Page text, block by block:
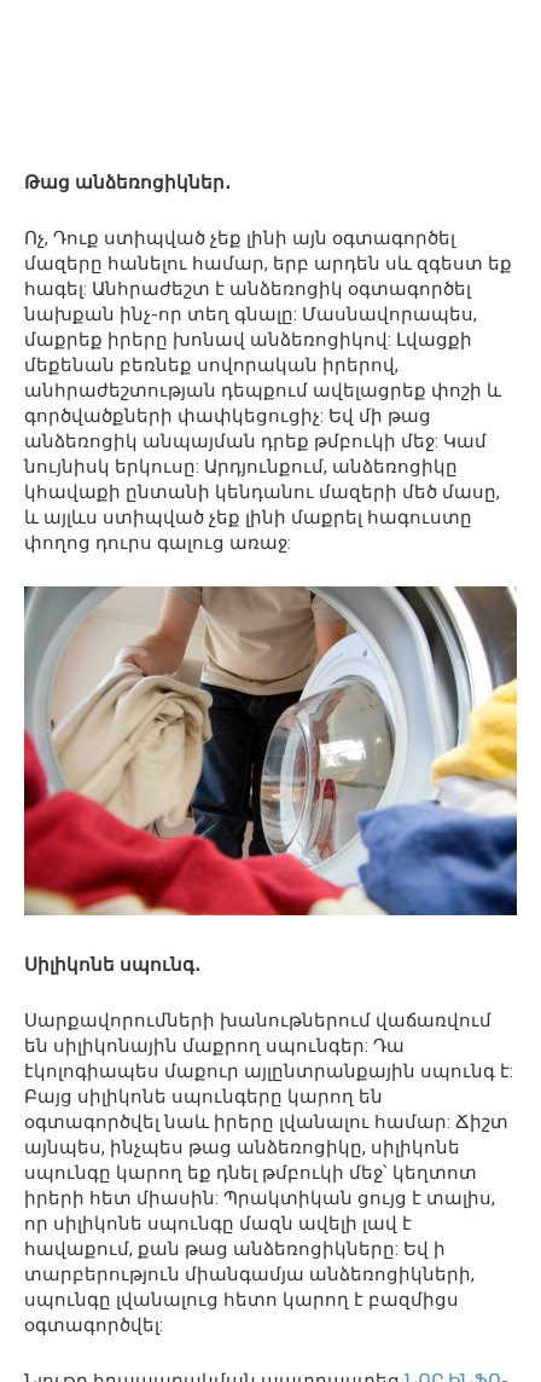
Թաց անձեռոցիկներ․
Ոչ, Դուք ստիպված չեք լինի այն օգտագործել
մազերը հանելու համար, երբ արդեն սև զգեստ եք
հագել: Անհրաժեշտ է անձեռոցիկ օգտագործել
նախքան ինչ-որ տեղ գնալը: Մասնավորապես,
մաքրեք իրերը խոնավ անձեռոցիկով: Լվացքի
մեքենան բեռնեք սովորական իրերով,
անհրաժեշտության դեպքում ավելացրեք փոշի և
գործվածքների փափկեցուցիչ: Եվ մի թաց
անձեռոցիկ անպայման դրեք թմբուկի մեջ: Կամ
նույնիսկ երկուսը: Արդյունքում, անձեռոցիկը
կհավաքի ընտանի կենդանու մազերի մեծ մասը,
և այլևս ստիպված չեք լինի մաքրել հագուստը
փողոց դուրս գալուց առաջ:
Սիլիկոնե սպունգ․
Սարքավորումների խանութներում վաճառվում
են սիլիկոնային մաքրող սպունգեր: Դա
էկոլոգիապես մաքուր այլընտրանքային սպունգ է:
Բայց սիլիկոնե սպունգերը կարող են
օգտագործվել նաև իրերը լվանալու համար: Ճիշտ
այնպես, ինչպես թաց անձեռոցիկը, սիլիկոնե
սպունգը կարող եք դնել թմբուկի մեջ՝ կեղտոտ
իրերի հետ միասին: Պրակտիկան ցույց է տալիս,
որ սիլիկոնե սպունգը մազն ավելի լավ է
հավաքում, քան թաց անձեռոցիկները: Եվ ի
տարբերություն միանգամյա անձեռոցիկների,
սպունգը լվանալուց հետո կարող է բազմիցս
օգտագործվել: